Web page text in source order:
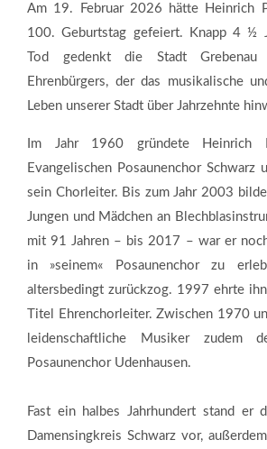
Am 19. Februar 2026 hätte Heinrich
100. Geburtstag gefeiert. Knapp 4 ½
Tod gedenkt die Stadt Grebenau
Ehrenbürgers, der das musikalische
Leben unserer Stadt über Jahrzehnte
Im Jahr 1960 gründete Heinrich
Evangelischen Posaunenchor
sein Chorleiter. Bis zum Jahr 2003
Jungen und Mädchen an
mit 91 Jahren – bis 2017 – war er
in »seinem« Posaunenchor zu
altersbedingt zurückzog. 1997 ehrte
Titel Ehrenchorleiter. Zwischen 1970
leidenschaftliche Musiker zudem
Posaunenchor Udenhausen.
Fast ein halbes Jahrhundert stand er
Damensingkreis Schwarz vor,